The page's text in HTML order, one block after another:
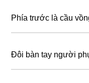
Phía trước là cầu
Đôi bàn tay người